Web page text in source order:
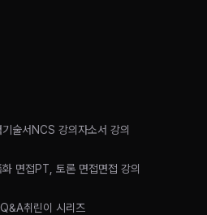
기술서 NCS 강의자소서 강의
면접PT, 토론 면접면접 강의
Q&A취린이 시리즈